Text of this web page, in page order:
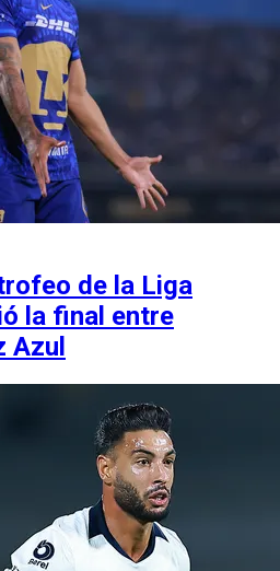
de la Liga
la final entre
Azul